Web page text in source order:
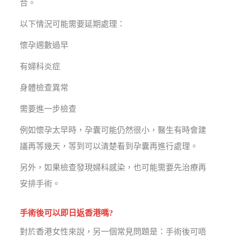
合。
以下情況可能需要延期處理：
懷孕週數過早
有婦科炎症
身體檢查異常
需要進一步檢查
例如懷孕太早時，孕囊可能仍然很小，醫生有時會建
議再等幾天，等到可以清楚看到孕囊再進行處理。
另外，如果檢查發現婦科感染，也可能需要先治療再
安排手術。
手術後可以即日返香港嗎?
對於香港女性來說，另一個常見問題是：手術後可唔